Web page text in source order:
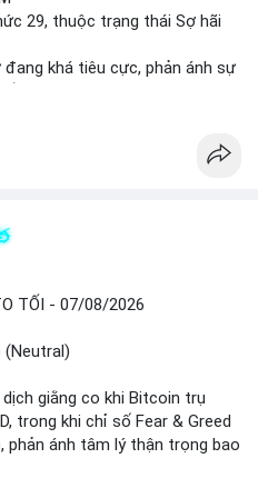
29, thuộc trạng thái Sợ hãi
khá tiêu cực, phản ánh sự
Cash Cat (CASHCAT),
Solana, Dogecoin, Polkadot,
chủ đề về bóng đá (Man Utd,
khác đang chiếm ưu thế.
THÔNG
(FTX).
trạng stagflation (lạm phát
thu nhập của người Mỹ đang
bị nâng cấp dịch vụ giao dịch
TỐI - 07/08/2026
(Neutral)
giằng co khi Bitcoin trụ
trong khi chỉ số Fear & Greed
phản ánh tâm lý thận trọng bao